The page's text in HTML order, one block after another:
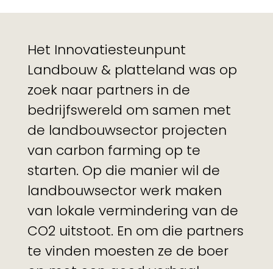
Het Innovatiesteunpunt
Landbouw & platteland was op
zoek naar partners in de
bedrijfswereld om samen met
de landbouwsector projecten
van carbon farming op te
starten. Op die manier wil de
landbouwsector werk maken
van lokale vermindering van de
CO2 uitstoot. En om die partners
te vinden moesten ze de boer